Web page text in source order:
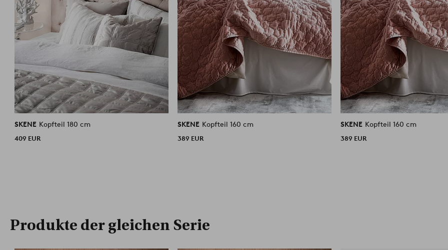
SKENE Kopfteil 180 cm
409 EUR
SKENE Kopfteil 160 cm
389 EUR
SKENE Kopfteil 160 cm
389 EUR
Produkte der gleichen Serie